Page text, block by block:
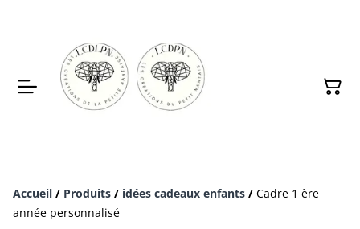
Accueil / Produits / idées cadeaux enfants / Cadre 1 ère
année personnalisé